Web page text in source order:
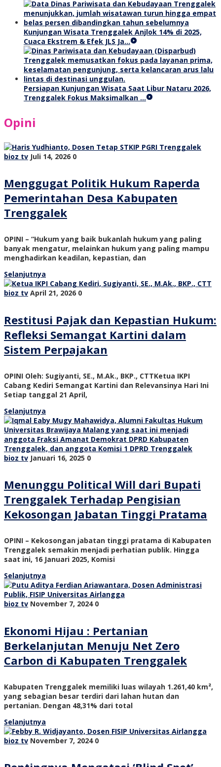
Kunjungan Wisata Trenggalek Anjlok 14% di 2025,
Cuaca Ekstrem & Efek JLS Ja…
Persiapan Kunjungan Wisata Saat Libur Nataru 2026,
Trenggalek Fokus Maksimalkan …
Opini
bioz tv Juli 14, 2026 0
Menggugat Politik Hukum Raperda
Pemerintahan Desa Kabupaten
Trenggalek
OPINI – “Hukum yang baik bukanlah hukum yang paling
banyak mengatur, melainkan hukum yang paling mampu
menghadirkan keadilan, kepastian, dan
Selanjutnya
bioz tv April 21, 2026 0
Restitusi Pajak dan Kepastian Hukum:
Refleksi Semangat Kartini dalam
Sistem Perpajakan
OPINI Oleh: Sugiyanti, SE., M.Ak., BKP., CTTKetua IKPI
Cabang Kediri Semangat Kartini dan Relevansinya Hari Ini
Setiap tanggal 21 April,
Selanjutnya
bioz tv Januari 16, 2025 0
Menunggu Political Will dari Bupati
Trenggalek Terhadap Pengisian
Kekosongan Jabatan Tinggi Pratama
OPINI – Kekosongan jabatan tinggi pratama di Kabupaten
Trenggalek semakin menjadi perhatian publik. Hingga
saat ini, 16 Januari 2025, Komisi
Selanjutnya
bioz tv November 7, 2024 0
Ekonomi Hijau : Pertanian
Berkelanjutan Menuju Net Zero
Carbon di Kabupaten Trenggalek
Kabupaten Trenggalek memiliki luas wilayah 1.261,40 km²,
yang sebagian besar terdiri dari lahan hutan dan
pertanian. Dengan 48,31% dari total
Selanjutnya
bioz tv November 7, 2024 0